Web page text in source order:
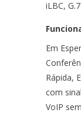
iLBC,
Em
Rápida,
com
VoIP